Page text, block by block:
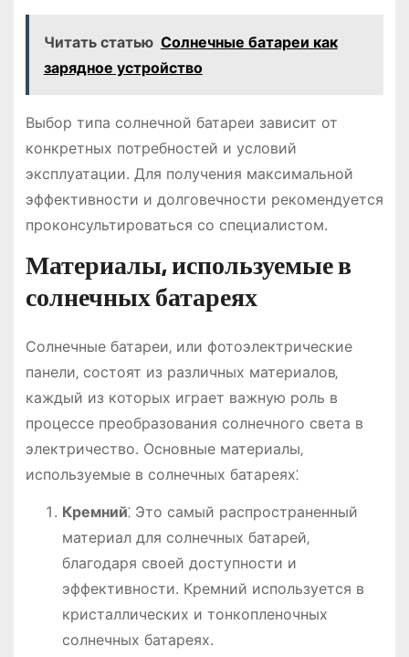
Читать статью Солнечные батареи как
зарядное устройство
Выбор типа солнечной батареи зависит от
конкретных потребностей и условий
эксплуатации. Для получения максимальной
эффективности и долговечности рекомендуется
проконсультироваться со специалистом.
Материалы‚ используемые в
солнечных батареях
Солнечные батареи‚ или фотоэлектрические
панели‚ состоят из различных материалов‚
каждый из которых играет важную роль в
процессе преобразования солнечного света в
электричество. Основные материалы‚
используемые в солнечных батареях⁚
Кремний⁚ Это самый распространенный
материал для солнечных батарей‚
благодаря своей доступности и
эффективности. Кремний используется в
кристаллических и тонкопленочных
солнечных батареях.